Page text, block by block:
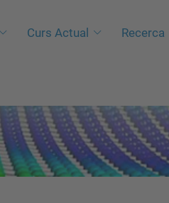
Curs Actual Recerca